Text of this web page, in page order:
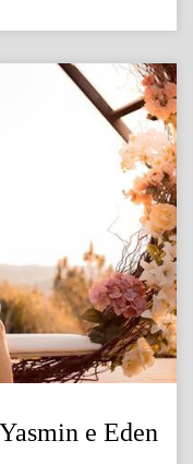
e Eden